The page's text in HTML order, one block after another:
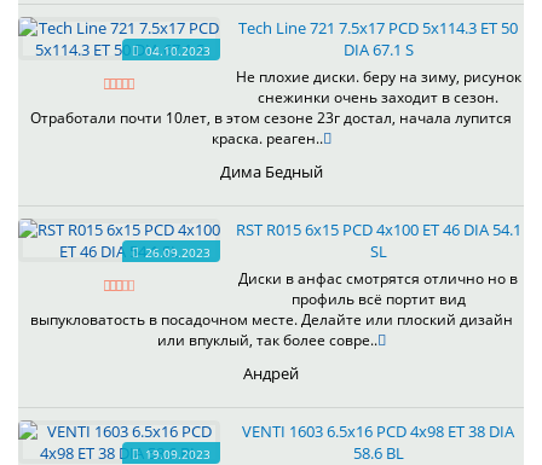
04.10.2023
Tech Line 721 7.5x17 PCD 5x114.3 ET 50
DIA 67.1 S
Не плохие диски. беру на зиму, рисунок
снежинки очень заходит в сезон.
Отработали почти 10лет, в этом сезоне 23г достал, начала лупится
краска. реаген..
Дима Бедный
26.09.2023
RST R015 6x15 PCD 4x100 ET 46 DIA 54.1
SL
Диски в анфас смотрятся отлично но в
профиль всё портит вид
выпукловатость в посадочном месте. Делайте или плоский дизайн
или впуклый, так более совре..
Андрей
19.09.2023
VENTI 1603 6.5x16 PCD 4x98 ET 38 DIA
58.6 BL